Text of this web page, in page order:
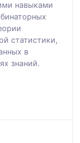
навыками
статистики,
в
знаний.